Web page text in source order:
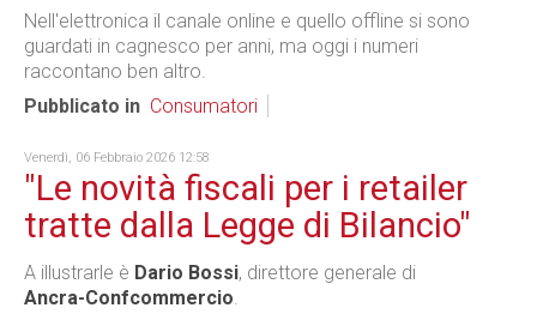
Nell'elettronica il canale online e quello offline si sono
guardati in cagnesco per anni, ma oggi i numeri
raccontano ben altro.
Pubblicato in Consumatori
Venerdì, 06 Febbraio 2026 12:58
"Le novità fiscali per i retailer
tratte dalla Legge di Bilancio"
A illustrarle è Dario Bossi, direttore generale di
Ancra-Confcommercio.